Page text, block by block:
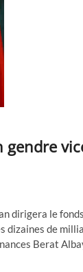
gendre
dirigera le
dizaines de
Berat